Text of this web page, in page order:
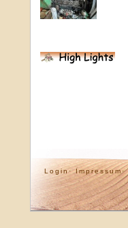
Login· Impressum·